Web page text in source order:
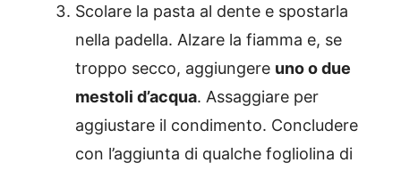
Scolare la pasta al dente e spostarla
nella padella. Alzare la fiamma e, se
troppo secco, aggiungere uno o due
mestoli d’acqua. Assaggiare per
aggiustare il condimento. Concludere
con l’aggiunta di qualche fogliolina di